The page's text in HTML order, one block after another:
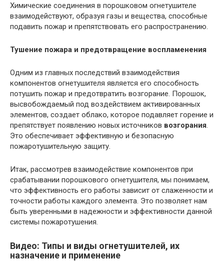
Химические соединения в порошковом огнетушителе
взаимодействуют, образуя газы и вещества, способные
подавить пожар и препятствовать его распространению.
Тушение пожара и предотвращение воспламенения
Одним из главных последствий взаимодействия
компонентов огнетушителя является его способность
потушить пожар и предотвратить возгорание. Порошок,
высвобождаемый под воздействием активированных
элементов, создает облако, которое подавляет горение и
препятствует появлению новых источников возгорания
Это обеспечивает эффективную и безопасную
пожаротушительную защиту.
Итак, рассмотрев взаимодействие компонентов при
срабатывании порошкового огнетушителя, мы понимаем,
что эффективность его работы зависит от слаженности и
точности работы каждого элемента. Это позволяет нам
быть уверенными в надежности и эффективности данной
системы пожаротушения.
Видео: Типы и виды огнетушителей, их
назначение и применение